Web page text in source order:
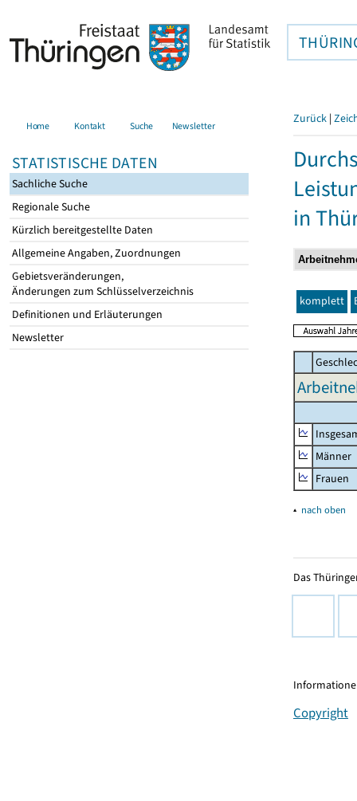
Home Kontakt Suche Newsletter
STATISTISCHE DATEN
Sachliche Suche
Regionale Suche
Kürzlich bereitgestellte Daten
Allgemeine Angaben, Zuordnungen
Gebietsveränderungen,
Änderungen zum Schlüsselverzeichnis
Definitionen und Erläuterungen
Newsletter
Zurück |
in
komplett
Männer
Frauen
▴ nach oben
Das
Copyright